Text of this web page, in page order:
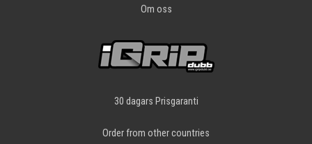
Om oss
30 dagars Prisgaranti
Order from other countries